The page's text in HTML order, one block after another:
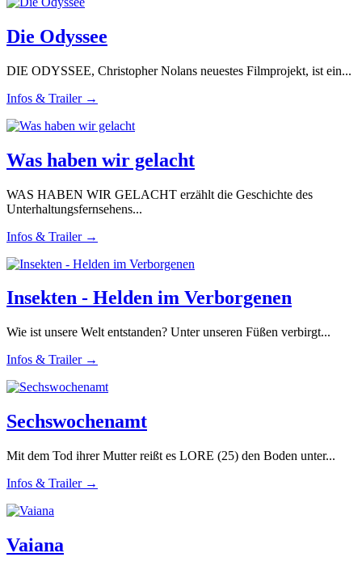
Die Odyssee
DIE ODYSSEE, Christopher Nolans neuestes Filmprojekt, ist ein...
Infos & Trailer →
Was haben wir gelacht
WAS HABEN WIR GELACHT erzählt die Geschichte des
Unterhaltungsfernsehens...
Infos & Trailer →
Insekten - Helden im Verborgenen
Wie ist unsere Welt entstanden? Unter unseren Füßen verbirgt...
Infos & Trailer →
Sechswochenamt
Mit dem Tod ihrer Mutter reißt es LORE (25) den Boden unter...
Infos & Trailer →
Vaiana